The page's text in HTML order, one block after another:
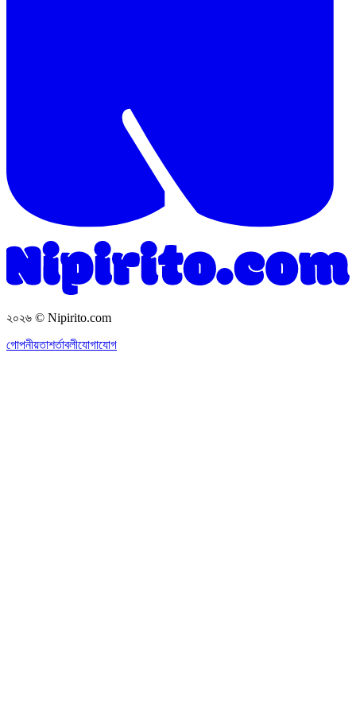
২০২৬ © Nipirito.com
গোপনীয়তাশর্তাবলীযোগাযোগ